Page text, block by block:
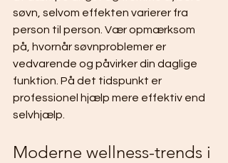
søvn, selvom effekten varierer fra
person til person. Vær opmærksom
på, hvornår søvnproblemer er
vedvarende og påvirker din daglige
funktion. På det tidspunkt er
professionel hjælp mere effektiv end
selvhjælp.
Moderne wellness-trends i